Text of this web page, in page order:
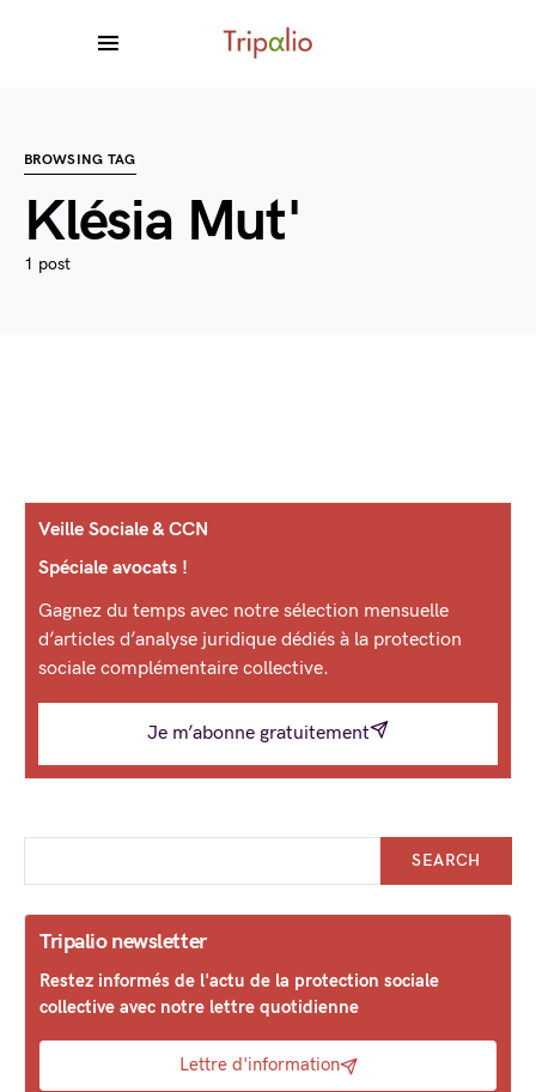
BROWSING TAG
Klésia Mut'
1 post
Veille Sociale & CCN
Spéciale avocats !
Gagnez du temps avec notre sélection mensuelle
d’articles d’analyse juridique dédiés à la protection
sociale complémentaire collective.
Je m’abonne gratuitement
SEARCH
Tripalio newsletter
Restez informés de l'actu de la protection sociale
collective avec notre lettre quotidienne
Lettre d'information